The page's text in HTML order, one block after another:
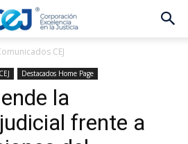
CEJ
Destacados Home Page
la
frente a